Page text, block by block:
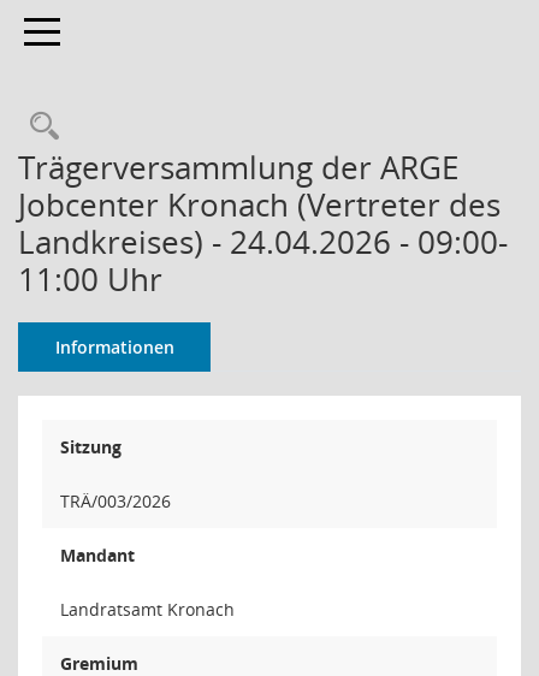
Toggle navigation
Rechercheauswahl
Trägerversammlung der ARGE
Jobcenter Kronach (Vertreter des
Landkreises) - 24.04.2026 - 09:00-
11:00 Uhr
Informationen
Sitzung
TRÄ/003/2026
Mandant
Landratsamt Kronach
Gremium